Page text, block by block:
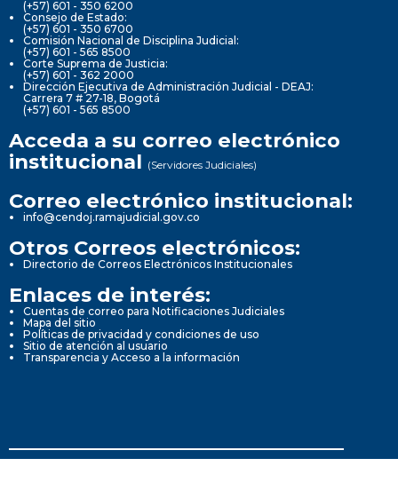
(+57) 601 - 350 6200
Consejo de Estado:
(+57) 601 - 350 6700
Comisión Nacional de Disciplina Judicial:
(+57) 601 - 565 8500
Corte Suprema de Justicia:
(+57) 601 - 362 2000
Dirección Ejecutiva de Administración Judicial - DEAJ:
Carrera 7 # 27-18, Bogotá
(+57) 601 - 565 8500
Acceda a su correo electrónico
institucional (Servidores Judiciales)
Correo electrónico institucional:
info@cendoj.ramajudicial.gov.co
Otros Correos electrónicos:
Directorio de Correos Electrónicos Institucionales
Enlaces de interés:
Cuentas de correo para Notificaciones Judiciales
Mapa del sitio
Políticas de privacidad y condiciones de uso
Sitio de atención al usuario
Transparencia y Acceso a la información